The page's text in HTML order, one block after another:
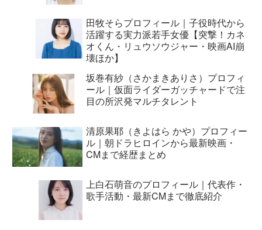
田牧そらプロフィール｜子役時代から
活躍する実力派若手女優【突撃！カネ
オくん・リュウソウジャー・映画AI崩
壊ほか】
坂巻有紗（さかまきありさ）プロフィ
ール｜仮面ライダーガッチャードで注
目の所沢発マルチタレント
清原果耶（きよはら かや）プロフィー
ル｜朝ドラヒロインから最新映画・
CMまで経歴まとめ
上白石萌音のプロフィール｜代表作・
歌手活動・最新CMまで徹底紹介